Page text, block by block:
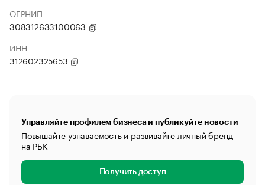
ОГРНИП
308312633100063
ИНН
312602325653
Управляйте профилем бизнеса и публикуйте новости
Повышайте узнаваемость и развивайте личный бренд
на РБК
Получить доступ